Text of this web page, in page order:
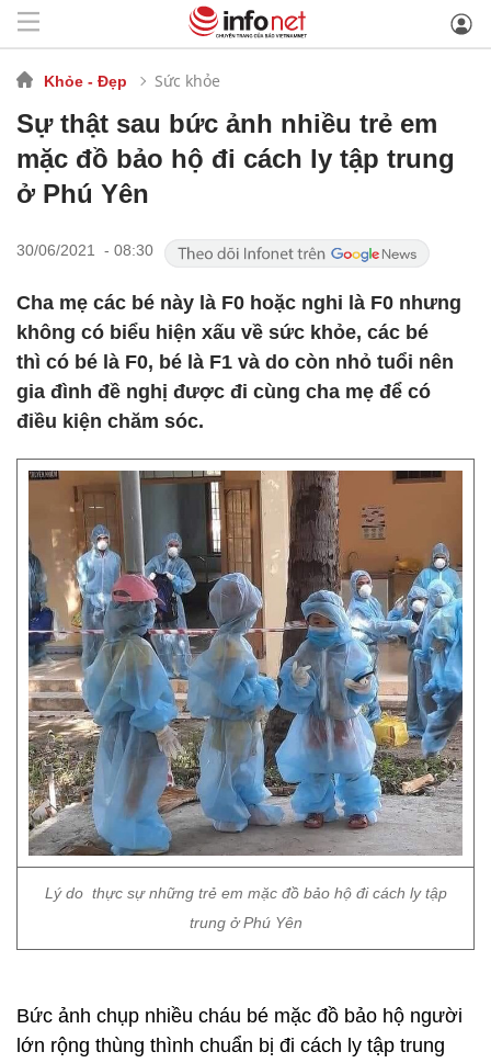
Khỏe - Đẹp Sức khỏe
Sự thật sau bức ảnh nhiều trẻ em
mặc đồ bảo hộ đi cách ly tập trung
ở Phú Yên
30/06/2021 - 08:30
Cha mẹ các bé này là F0 hoặc nghi là F0 nhưng
không có biểu hiện xấu về sức khỏe, các bé
thì có bé là F0, bé là F1 và do còn nhỏ tuổi nên
gia đình đề nghị được đi cùng cha mẹ để có
điều kiện chăm sóc.
Lý do thực sự những trẻ em mặc đồ bảo hộ đi cách ly tập
trung ở Phú Yên
Bức ảnh chụp nhiều cháu bé mặc đồ bảo hộ người
lớn rộng thùng thình chuẩn bị đi cách ly tập trung